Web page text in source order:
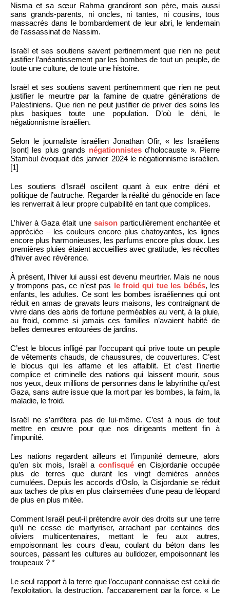
Nisma et sa sœur Rahma grandiront son père, mais aussi
sans grands-parents, ni oncles, ni tantes, ni cousins, tous
massacrés dans le bombardement de leur abri, le lendemain
de l’assassinat de Nassim.
Israël et ses soutiens savent pertinemment que rien ne peut
justifier l’anéantissement par les bombes de tout un peuple, de
toute une culture, de toute une histoire.
Israël et ses soutiens savent pertinemment que rien ne peut
justifier le meurtre par la famine de quatre générations de
Palestiniens. Que rien ne peut justifier de priver des soins les
plus basiques toute une population. D’où le déni, le
négationnisme israélien.
Selon le journaliste israélien Jonathan Ofir, « les Israéliens
[sont] les plus grands négationnistesd’holocauste ». Pierre
Stambul évoquait dès janvier 2024 le négationnisme israélien.
[1]
Les soutiens d’Israël oscillent quant à eux entre déni et
politique de l’autruche. Regarder la réalité du génocide en face
les renverrait à leur propre culpabilité en tant que complices.
L’hiver à Gaza était une saisonparticulièrement enchantée et
appréciée – les couleurs encore plus chatoyantes, les lignes
encore plus harmonieuses, les parfums encore plus doux. Les
premières pluies étaient accueillies avec gratitude, les récoltes
d’hiver avec révérence.
À présent, l’hiver lui aussi est devenu meurtrier. Mais ne nous
y trompons pas, ce n’est pas le froid qui tue les bébés, les
enfants, les adultes. Ce sont les bombes israéliennes qui ont
réduit en amas de gravats leurs maisons, les contraignant de
vivre dans des abris de fortune perméables au vent, à la pluie,
au froid, comme si jamais ces familles n’avaient habité de
belles demeures entourées de jardins.
C’est le blocus infligé par l’occupant qui prive toute un peuple
de vêtements chauds, de chaussures, de couvertures. C’est
le blocus qui les affame et les affaiblit. Et c’est l’inertie
complice et criminelle des nations qui laissent mourir, sous
nos yeux, deux millions de personnes dans le labyrinthe qu’est
Gaza, sans autre issue que la mort par les bombes, la faim, la
maladie, le froid.
Israël ne s’arrêtera pas de lui-même. C’est à nous de tout
mettre en œuvre pour que nos dirigeants mettent fin à
l’impunité.
Les nations regardent ailleurs et l’impunité demeure, alors
qu’en six mois, Israël a confisquéen Cisjordanie occupée
plus de terres que durant les vingt dernières années
cumulées. Depuis les accords d’Oslo, la Cisjordanie se réduit
aux taches de plus en plus clairsemées d’une peau de léopard
de plus en plus mitée.
Comment Israël peut-il prétendre avoir des droits sur une terre
qu’il ne cesse de martyriser, arrachant par centaines des
oliviers multicentenaires, mettant le feu aux autres,
empoisonnant les cours d’eau, coulant du béton dans les
sources, passant les cultures au bulldozer, empoisonnant les
troupeaux ? *
Le seul rapport à la terre que l’occupant connaisse est celui de
l’exploitation, la destruction, l’accaparement par la force. « Le